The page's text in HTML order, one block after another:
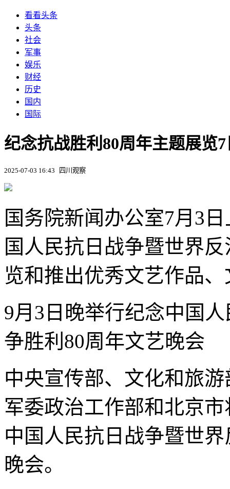
看看头条
头条
社会
军事
娱乐
财经
历史
国内
国际
纪念抗战胜利80周年主题展览
2025-07-03 16:43 四川观察
国务院新闻办公室7月3
国人民抗日战争暨世界
览和推出优秀文艺作品
9月3日晚举行纪念中国
争胜利80周年文艺晚会
中央宣传部、文化和旅
军委政治工作部和北京
中国人民抗日战争暨世
晚会。